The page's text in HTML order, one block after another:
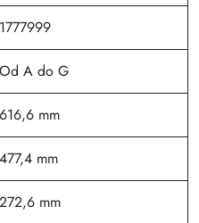
1777999
Od A do G
616,6 mm
477,4 mm
272,6 mm